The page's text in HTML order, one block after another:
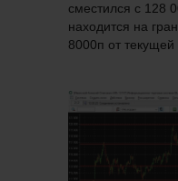
сместился с 128
находится на
8000п от